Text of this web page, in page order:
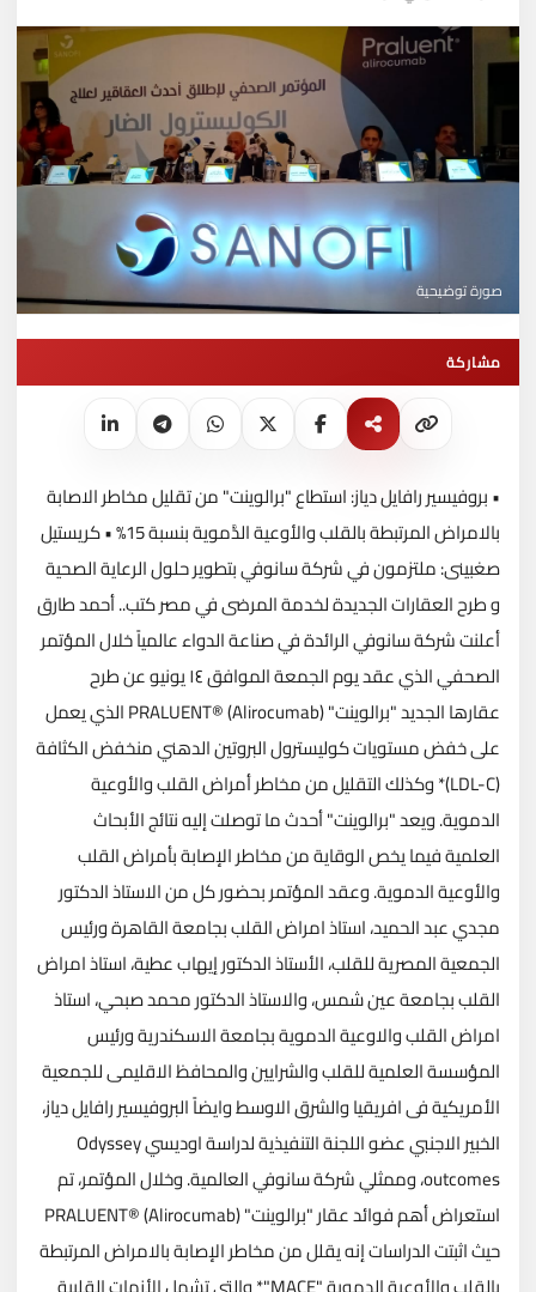
صورة توضيحية
مشاركة
• بروفيسير رافايل دياز: استطاع "برالوينت" من تقليل مخاطر الاصابة
بالامراض المرتبطة بالقلب والأوعية الدَّموية بنسبة 15% • كريستيل
صغبينى: ملتزمون في شركة سانوفي بتطوير حلول الرعاية الصحية
و طرح العقارات الجديدة لخدمة المرضى في مصر كتب.. أحمد طارق
أعلنت شركة سانوفي الرائدة في صناعة الدواء عالمياً خلال المؤتمر
الصحفي الذي عقد يوم الجمعة الموافق ١٤ يونيو عن طرح
عقارها الجديد "برالوينت" (PRALUENT® (Alirocumab الذي يعمل
على خفض مستويات كوليسترول البروتين الدهني منخفض الكثافة
(LDL-C)* وكذلك التقليل من مخاطر أمراض القلب والأوعية
الدموية. ويعد "برالوينت" أحدث ما توصلت إليه نتائج الأبحاث
العلمية فيما يخص الوقاية من مخاطر الإصابة بأمراض القلب
والأوعية الدموية.وعقد المؤتمر بحضور كل من الاستاذ الدكتور
مجدي عبد الحميد، استاذ امراض القلب بجامعة القاهرة ورئيس
الجمعية المصرية للقلب، الأستاذ الدكتور إيهاب عطية، استاذ امراض
القلب بجامعة عين شمس، والاستاذ الدكتور محمد صبحي، استاذ
امراض القلب والاوعية الدموية بجامعة الاسكندرية ورئيس
المؤسسة العلمية للقلب والشرايين والمحافظ الاقليمى للجمعية
الأمريكية فى افريقيا والشرق الاوسط وايضاً البروفيسير رافايل دياز،
الخبير الاجنبي عضو اللجنة التنفيذية لدراسة اوديسي Odyssey
outcomes، وممثلي شركة سانوفي العالمية. وخلال المؤتمر، تم
استعراض أهم فوائد عقار "برالوينت" (PRALUENT® (Alirocumab
حيث اثبتت الدراسات إنه يقلل من مخاطر الإصابة بالامراض المرتبطة